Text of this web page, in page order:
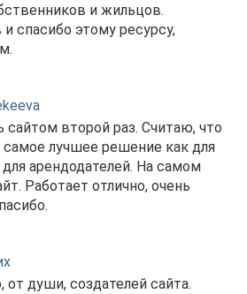
и жильцов.
спасибо этому ресурсу,
сайтом второй раз. Считаю, что
лучшее решение как для
арендодателей. На самом
Работает отлично, очень
от души, создателей сайта.